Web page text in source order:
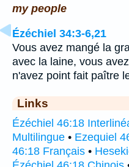
my people
Ézéchiel 34:3-6,21
Vous avez mangé la
avec la laine, vous
n'avez point fait paître
Links
Ézéchiel 46:18
Multilingue • Ezequiel
46:18 Français •